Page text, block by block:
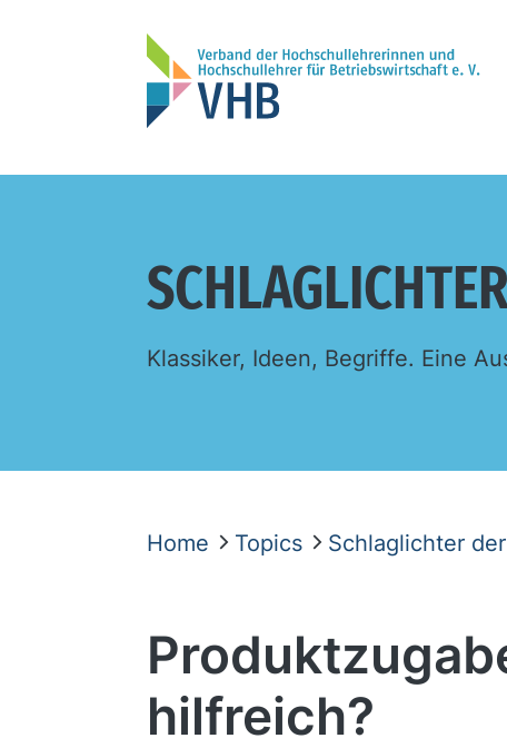
Klassiker, Ideen, Begriffe. Eine
Home Topics Schlaglichter
hilfreich?